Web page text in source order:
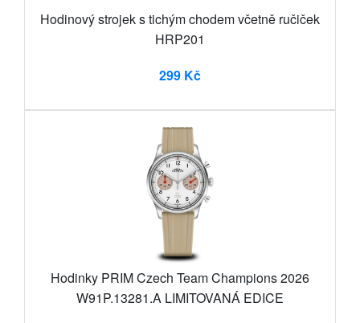
Hodinový strojek s tichým chodem včetně ručiček
HRP201
299 Kč
Hodinky PRIM Czech Team Champions 2026
W91P.13281.A LIMITOVANÁ EDICE